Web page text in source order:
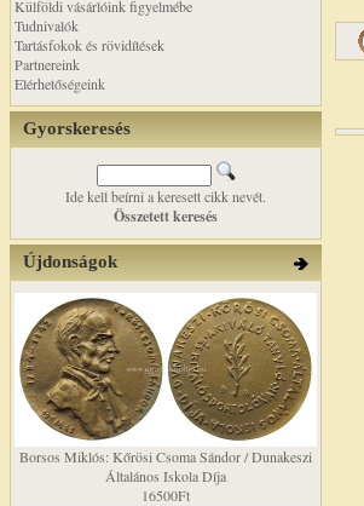
Külföldi vásárlóink figyelmébe
Tudnivalók
Tartásfokok és rövidítések
Partnereink
Elérhetőségeink
Gyorskeresés
Ide kell beírni a keresett cikk nevét.
Összetett keresés
Újdonságok
Borsos Miklós: Kőrösi Csoma Sándor / Dunakeszi
Általános Iskola Díja
16500Ft